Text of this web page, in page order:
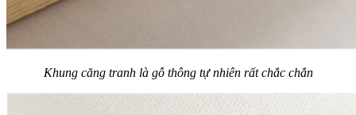
Khung căng tranh là gỗ thông tự nhiên rất chắc chắn